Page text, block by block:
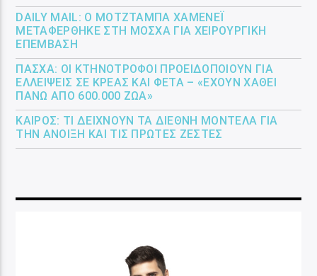
DAILY MAIL: Ο ΜΟΤΖΤΆΜΠΑ ΧΑΜΕΝΕΪ́
ΜΕΤΑΦΈΡΘΗΚΕ ΣΤΗ ΜΌΣΧΑ ΓΙΑ ΧΕΙΡΟΥΡΓΙΚΉ
ΕΠΈΜΒΑΣΗ
ΠΆΣΧΑ: ΟΙ ΚΤΗΝΟΤΡΌΦΟΙ ΠΡΟΕΙΔΟΠΟΙΟΎΝ ΓΙΑ
ΕΛΛΕΊΨΕΙΣ ΣΕ ΚΡΈΑΣ ΚΑΙ ΦΈΤΑ – «ΈΧΟΥΝ ΧΑΘΕΊ
ΠΆΝΩ ΑΠΌ 600.000 ΖΏΑ»
ΚΑΙΡΌΣ: ΤΙ ΔΕΊΧΝΟΥΝ ΤΑ ΔΙΕΘΝΉ ΜΟΝΤΈΛΑ ΓΙΑ
ΤΗΝ ΆΝΟΙΞΗ ΚΑΙ ΤΙΣ ΠΡΏΤΕΣ ΖΈΣΤΕΣ